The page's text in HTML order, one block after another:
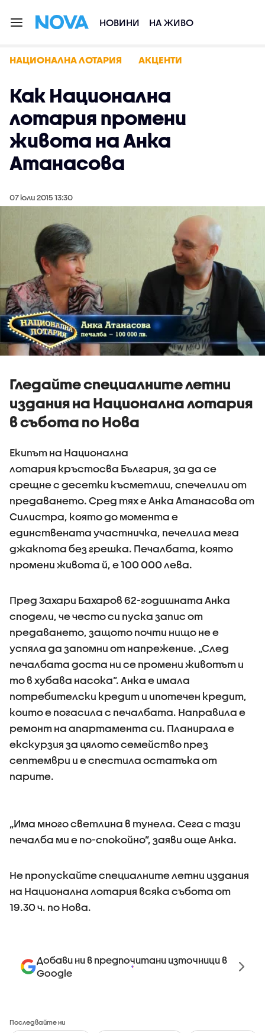
НОВИНИ НА ЖИВО
НАЦИОНАЛНА ЛОТАРИЯ АКЦЕНТИ
Как Национална
лотария промени
живота на Анка
Атанасова
07 юли 2015 13:30
Гледайте специалните летни
издания на Национална лотария
в събота по Нова
Екипът на Национална
лотария кръстосва България, за да се
срещне с десетки късметлии, спечелили от
предаването. Сред тях е Анка Атанасова от
Силистра, която до момента е
единствената участничка, печелила мега
джакпота без грешка. Печалбата, която
промени живота й, е 100 000 лева.
Пред Захари Бахаров 62-годишната Анка
сподели, че често си пуска запис от
предаването, защото почти нищо не е
успяла да запомни от напрежение. „След
печалбата доста ни се промени животът и
то в хубава насока”. Анка е имала
потребителски кредит и ипотечен кредит,
които е погасила с печалбата. Направила е
ремонт на апартамента си. Планирала е
екскурзия за цялото семейство през
септември и е спестила остатъка от
парите.
„Има много светлина в тунела. Сега с тази
печалба ми е по-спокойно”, заяви още Анка.
Не пропускайте специалните летни издания
на Национална лотария всяка събота от
19.30 ч. по Нова.
Добави ни в предпочитани източници в
Google
Последвайте ни